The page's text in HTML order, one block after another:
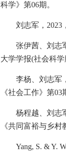
科学》第06期。
刘志军， 2023
张伊茜、刘志
大学学报(社会科学
李杨、刘志军，
《社会工作》第03
杨程越、刘志
《共同富裕与乡
Yang, S. & Y.